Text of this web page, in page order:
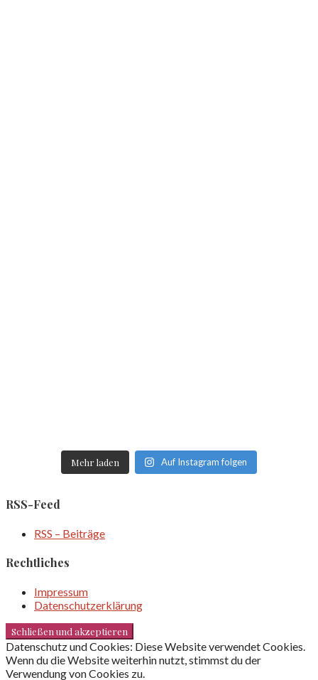
Mehr laden Auf Instagram folgen
RSS-Feed
RSS – Beiträge
Rechtliches
Impressum
Datenschutzerklärung
Datenschutz und Cookies: Diese Website verwendet Cookies.
Wenn du die Website weiterhin nutzt, stimmst du der
Verwendung von Cookies zu.